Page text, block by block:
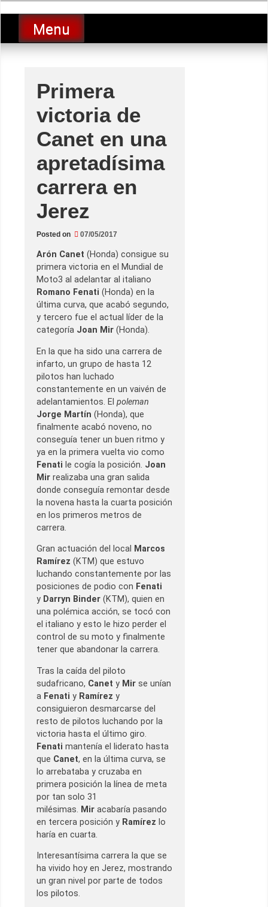
to
contentLucio Lopez GP
luciolopezgp
Menu
Primera
victoria de
Canet en una
apretadísima
carrera en
Jerez
Posted on 07/05/2017
Arón Canet (Honda) consigue su
primera victoria en el Mundial de
Moto3 al adelantar al italiano
Romano Fenati (Honda) en la
última curva, que acabó segundo,
y tercero fue el actual líder de la
categoría Joan Mir (Honda).
En la que ha sido una carrera de
infarto, un grupo de hasta 12
pilotos han luchado
constantemente en un vaivén de
adelantamientos. El poleman
Jorge Martín (Honda), que
finalmente acabó noveno, no
conseguía tener un buen ritmo y
ya en la primera vuelta vio como
Fenati le cogía la posición. Joan
Mir realizaba una gran salida
donde conseguía remontar desde
la novena hasta la cuarta posición
en los primeros metros de
carrera.
Gran actuación del local Marcos
Ramírez (KTM) que estuvo
luchando constantemente por las
posiciones de podio con Fenati
y Darryn Binder (KTM), quien en
una polémica acción, se tocó con
el italiano y esto le hizo perder el
control de su moto y finalmente
tener que abandonar la carrera.
Tras la caída del piloto
sudafricano, Canet y Mir se unían
a Fenati y Ramírez y
consiguieron desmarcarse del
resto de pilotos luchando por la
victoria hasta el último giro.
Fenati mantenía el liderato hasta
que Canet, en la última curva, se
lo arrebataba y cruzaba en
primera posición la línea de meta
por tan solo 31
milésimas. Mir acabaría pasando
en tercera posición y Ramírez lo
haría en cuarta.
Interesantísima carrera la que se
ha vivido hoy en Jerez, mostrando
un gran nivel por parte de todos
los pilotos.